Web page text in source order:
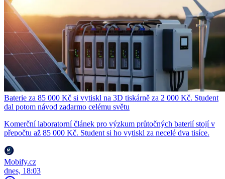
Baterie za 85 000 Kč si vytiskl na 3D tiskárně za 2 000 Kč. Student
dal potom návod zadarmo celému světu
Komerční laboratorní článek pro výzkum průtočných baterií stojí v
přepočtu až 85 000 Kč. Student si ho vytiskl za necelé dva tisíce.
Mobify.cz
dnes, 18:03